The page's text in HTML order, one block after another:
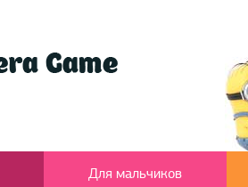
Для мальчиков